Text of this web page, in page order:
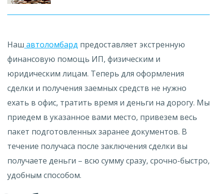
Наш автоломбард предоставляет экстренную
финансовую помощь ИП, физическим и
юридическим лицам. Теперь для оформления
сделки и получения заемных средств не нужно
ехать в офис, тратить время и деньги на дорогу. Мы
приедем в указанное вами место, привезем весь
пакет подготовленных заранее документов. В
течение получаса после заключения сделки вы
получаете деньги – всю сумму сразу, срочно-быстро,
удобным способом.